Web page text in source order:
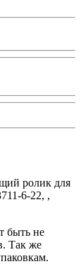
ролик для
6-22, ,
быть не
Так же